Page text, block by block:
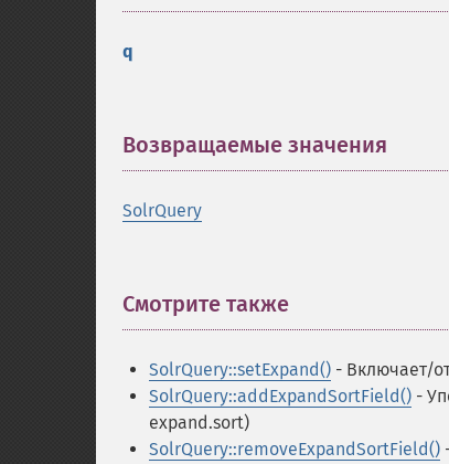
q
Возвращаемые значения
SolrQuery
Смотрите также
SolrQuery::setExpand() - Включает/
SolrQuery::addExpandSortField() -
expand.sort)
SolrQuery::removeExpandSortField()